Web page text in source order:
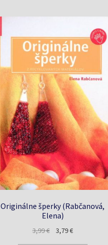
Originálne šperky (Rabčanová,
Elena)
3,99€
Pôvodná
3,79€Aktuálna